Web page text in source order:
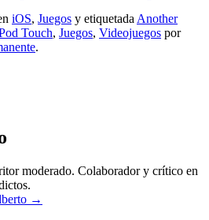
iOS, Juegos y etiquetada Another
Touch, Juegos, Videojuegos por
.
moderado. Colaborador y crítico en
→